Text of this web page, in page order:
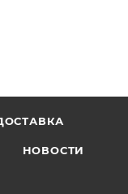
НОВОСТИ